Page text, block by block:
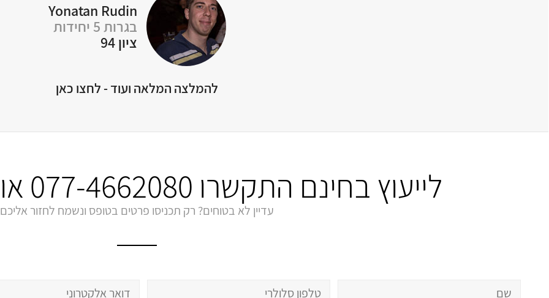
Rotem Naon
בגרות 5 יחידות
ציון 94
להמלצה המלאה ועוד - לחצו כאן
לייעוץ בחינם התקשרו 077-4662080
עדיין לא בטוחים? רק תכניסו פרטים בטופס ונשמח לחזור אליכם